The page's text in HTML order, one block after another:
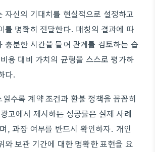
자신의 기대치를 현실적으로 설정하고
를 명확히 전달한다. 매칭의 결과에 따
충분한 시간을 들여 관계를 검토하는 습
용 대비 가치의 균형을 스스로 평가하
다.
수록 계약 조건과 환불 정책을 꼼꼼히
고에서 제시하는 성공률은 실제 사례
, 과장 여부를 반드시 확인하자. 개인
와 보관 기간에 대한 명확한 표현을 요